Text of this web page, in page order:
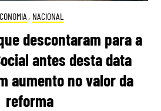
, NACIONAL
descontaram para a
antes desta data
aumento no valor da
reforma